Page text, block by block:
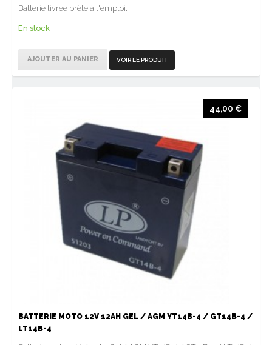
Batterie livrée prête à l'emploi.
En stock
AJOUTER AU PANIER VOIR LE PRODUIT
BATTERIE MOTO 12V 12AH GEL / AGM YT14B-4 / GT14B-4 /
LT14B-4
44,00 €